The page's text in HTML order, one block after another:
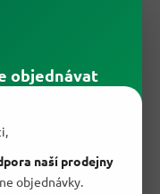
objednávat
naší prodejny
objednávky.
zamilujete?